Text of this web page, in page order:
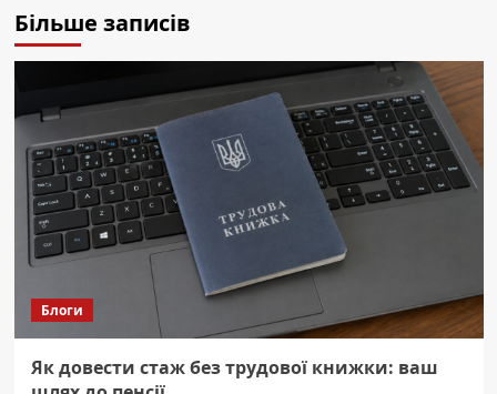
Більше записів
Блоги
Як довести стаж без трудової книжки: ваш